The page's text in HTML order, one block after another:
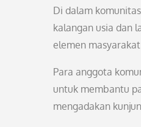
Di dalam
kalangan usia dan
elemen
Para anggota
untuk membantu
mengadakan